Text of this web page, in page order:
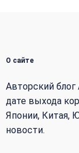
О сайте
Авторский
дате выхода
Японии, Китая,
новости.